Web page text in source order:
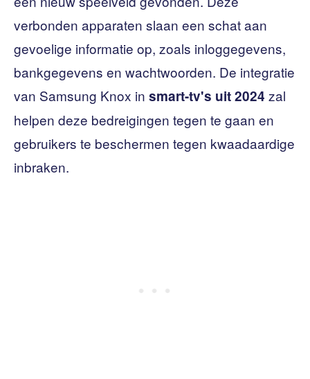
verbonden apparaten slaan een schat aan
gevoelige informatie op, zoals inloggegevens,
bankgegevens en wachtwoorden. De integratie
van Samsung Knox in smart-tv's uit 2024 zal
helpen deze bedreigingen tegen te gaan en
gebruikers te beschermen tegen kwaadaardige
inbraken.